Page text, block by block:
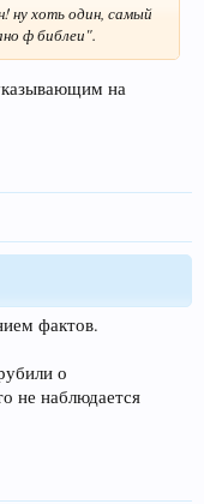
ну хоть один, самый
ф библеи".
на
фактов.
о
не наблюдается